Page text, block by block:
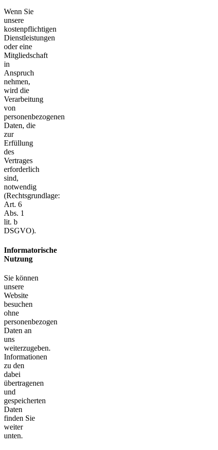
Wenn Sie
unsere
kostenpflichtigen
Dienstleistungen
oder eine
Mitgliedschaft
in
Anspruch
nehmen,
wird die
Verarbeitung
von
personenbezogenen
Daten, die
zur
Erfüllung
des
Vertrages
erforderlich
sind,
notwendig
(Rechtsgrundlage:
Art. 6
Abs. 1
lit. b
DSGVO).
Informatorische
Nutzung
Sie können
unsere
Website
besuchen
ohne
personenbezogen
Daten an
uns
weiterzugeben.
Informationen
zu den
dabei
übertragenen
und
gespeicherten
Daten
finden Sie
weiter
unten.